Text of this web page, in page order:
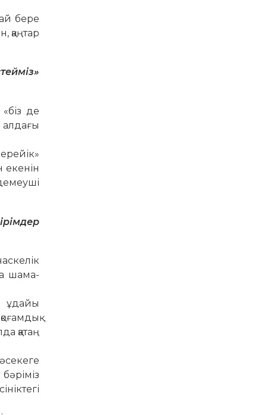
бере
қаңтар
де
алдағы
екенін
шама-
ұдайы
қатаң